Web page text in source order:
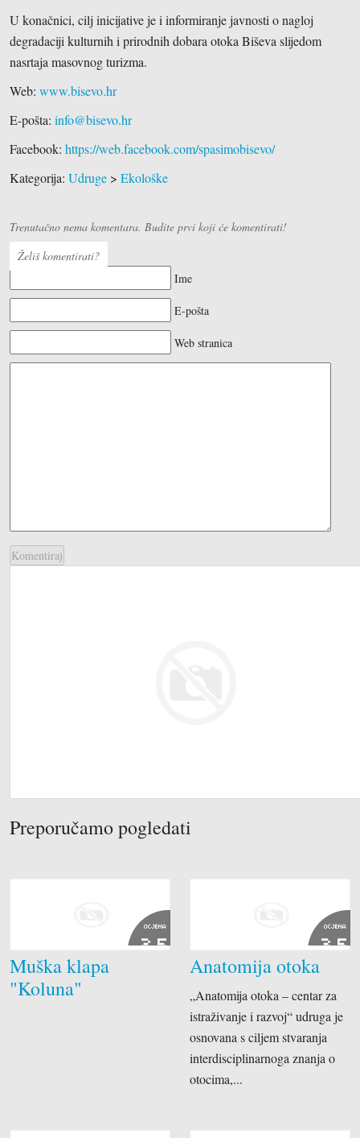
U konačnici, cilj inicijative je i informiranje javnosti o nagloj
degradaciji kulturnih i prirodnih dobara otoka Biševa slijedom
nasrtaja masovnog turizma.
Web: www.bisevo.hr
E-pošta: info@bisevo.hr
Facebook: https://web.facebook.com/spasimobisevo/
Kategorija: Udruge > Ekološke
Trenutačno nema komentara. Budite prvi koji će komentirati!
Želiš komentirati?
Ime
E-pošta
Web stranica
Preporučamo pogledati
OCJENA
2.5
Muška klapa
"Koluna"
OCJENA
3.5
Anatomija otoka
„Anatomija otoka – centar za
istraživanje i razvoj“ udruga je
osnovana s ciljem stvaranja
interdisciplinarnoga znanja o
otocima,...